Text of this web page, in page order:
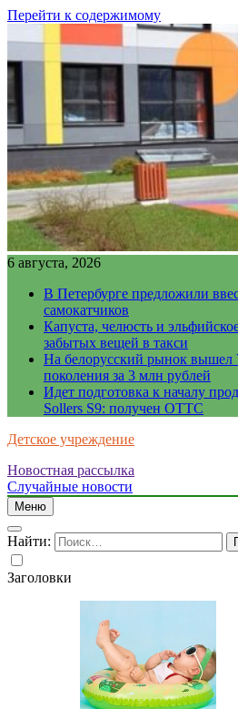
Перейти к содержимому
6 августа, 2026
В Петербурге предложили
самокатчиков
Капуста, челюсть и
забытых вещей в такси
На белорусский рынок вышел
поколения за 3 млн рублей
Идет подготовка к началу
Sollers S9: получен ОТТС
Детское учреждение
Новостная рассылка
Случайные новости
Меню
Найти:
Заголовки